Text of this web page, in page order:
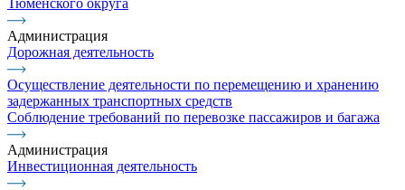
Тюменского округа
Администрация
Дорожная деятельность
Осуществление деятельности по перемещению и хранению
задержанных транспортных средств
Соблюдение требований по перевозке пассажиров и багажа
Администрация
Инвестиционная деятельность